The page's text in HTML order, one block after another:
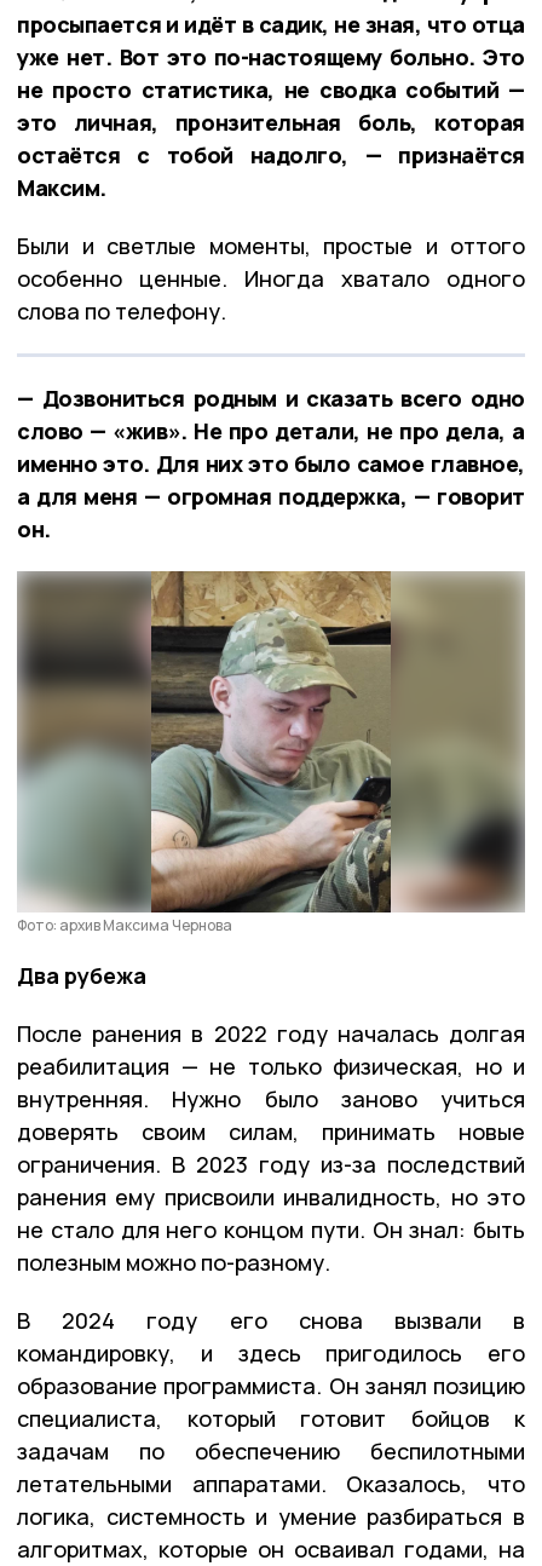
просыпается и идёт в садик, не зная, что отца
уже нет. Вот это по-настоящему больно. Это
не просто статистика, не сводка событий —
это личная, пронзительная боль, которая
остаётся с тобой надолго, — признаётся
Максим.
Были и светлые моменты, простые и оттого
особенно ценные. Иногда хватало одного
слова по телефону.
— Дозвониться родным и сказать всего одно
слово — «жив». Не про детали, не про дела, а
именно это. Для них это было самое главное,
а для меня — огромная поддержка, — говорит
он.
Фото: архив Максима Чернова
Два рубежа
После ранения в 2022 году началась долгая
реабилитация — не только физическая, но и
внутренняя. Нужно было заново учиться
доверять своим силам, принимать новые
ограничения. В 2023 году из-за последствий
ранения ему присвоили инвалидность, но это
не стало для него концом пути. Он знал: быть
полезным можно по-разному.
В 2024 году его снова вызвали в
командировку, и здесь пригодилось его
образование программиста. Он занял позицию
специалиста, который готовит бойцов к
задачам по обеспечению беспилотными
летательными аппаратами. Оказалось, что
логика, системность и умение разбираться в
алгоритмах, которые он осваивал годами, на